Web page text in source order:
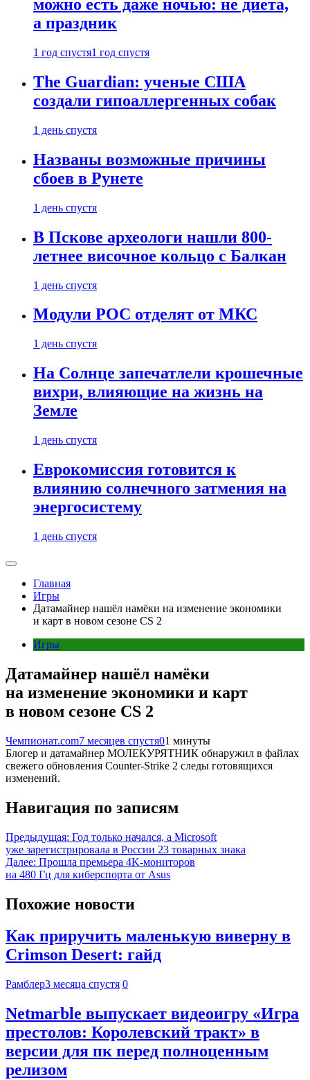
можно есть даже ночью: не диета,
а праздник
1 год спустя1 год спустя
The Guardian: ученые США
создали гипоаллергенных собак
1 день спустя
Названы возможные причины
сбоев в Рунете
1 день спустя
В Пскове археологи нашли 800-
летнее височное кольцо с Балкан
1 день спустя
Модули РОС отделят от МКС
1 день спустя
На Солнце запечатлели крошечные
вихри, влияющие на жизнь на
Земле
1 день спустя
Еврокомиссия готовится к
влиянию солнечного затмения на
энергосистему
1 день спустя
Главная
Игры
Датамайнер нашёл намёки на изменение экономики
и карт в новом сезоне CS 2
Игры
Датамайнер нашёл намёки
на изменение экономики и карт
в новом сезоне CS 2
Чемпионат.com7 месяцев спустя01 минуты
Блогер и датамайнер МОЛЕКУРЯТНИК обнаружил в файлах
свежего обновления Counter-Strike 2 следы готовящихся
изменений.
Навигация по записям
Предыдущая: Год только начался, а Microsoft
уже зарегистрировала в России 23 товарных знака
Далее: Прошла премьера 4K-мониторов
на 480 Гц для киберспорта от Asus
Похожие новости
Как приручить маленькую виверну в
Crimson Desert: гайд
Рамблер3 месяца спустя 0
Netmarble выпускает видеоигру «Игра
престолов: Королевский тракт» в
версии для пк перед полноценным
релизом